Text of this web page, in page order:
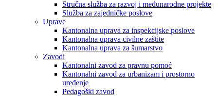
Stručna služba za razvoj i međunarodne projekte
Služba za zajedničke poslove
Uprave
Kantonalna uprava za inspekcijske poslove
Kantonalna uprava civilne zaštite
Kantonalna uprava za šumarstvo
Zavodi
Kantonalni zavod za pravnu pomoć
Kantonalni zavod za urbanizam i prostorno
uređenje
Pedagoški zavod